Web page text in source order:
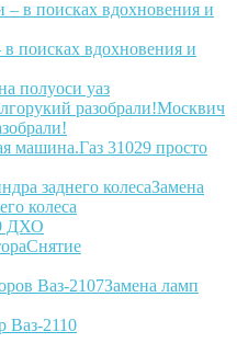
поисках вдохновения и
полуоси уаз
Москвич
Газ 31029 просто
Замена
колеса
ДХО
Снятие
Замена ламп
Ваз-2110